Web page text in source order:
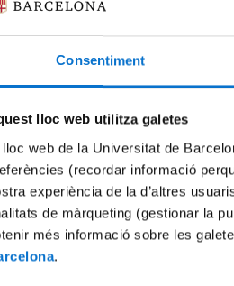
Consentiment
lloc web utilitza galetes
lloc web de la Universitat de
(recordar informació
experiència de la d’altres
de màrqueting (gestionar la
més informació sobre les
.